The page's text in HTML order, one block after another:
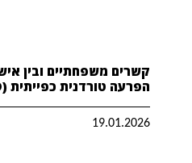
קשרים משפחתיים ובין
הפרעה טורדנית כפייתית (OCD)
19.01.2026